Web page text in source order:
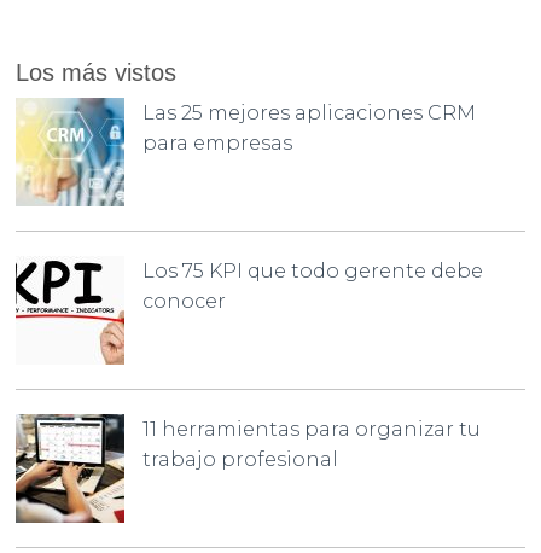
Los más vistos
Las 25 mejores aplicaciones CRM
para empresas
Los 75 KPI que todo gerente debe
conocer
11 herramientas para organizar tu
trabajo profesional